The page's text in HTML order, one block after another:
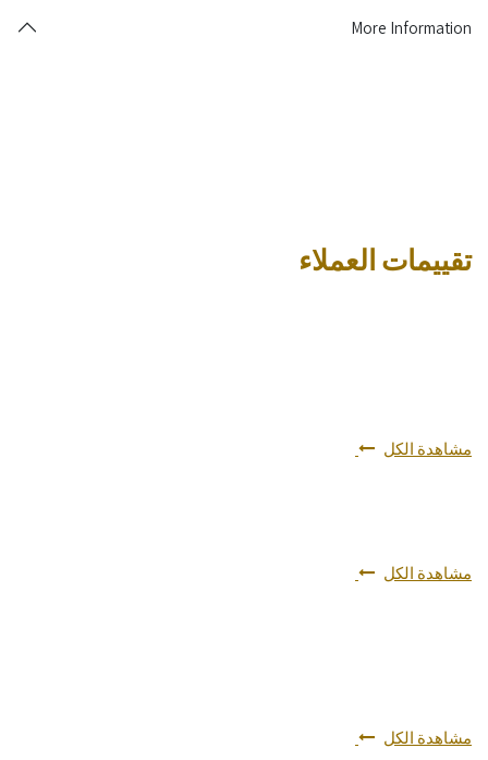
More Information
تقييمات العملاء
مشاهدة الكل
مشاهدة الكل
مشاهدة الكل